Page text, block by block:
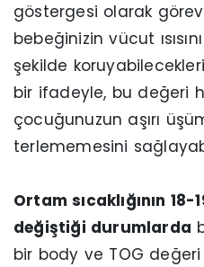
göstergesi olarak
bebeğinizin vücut
şekilde
bir ifadeyle, bu değeri
çocuğunuzun aşırı
terlememesini
Ortam sıcaklığının
değiştiği durumlarda
bir body ve TOG